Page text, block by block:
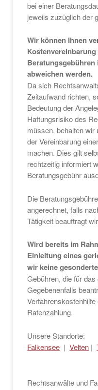
bei einer
jeweils zuzüglich der
Wir können Ihnen
Beratungsgebühren
abweichen werden.
Da sich
Zeitaufwand richten,
Bedeutung der
Haftungsrisiko des
müssen, behalten wir
der Vereinbarung
machen. Dies gilt
rechtzeitig informiert
Beratungsgebühr
Die
angerechnet, falls
Tätigkeit beauftragt
Wird bereits im
Einleitung eines
wir keine
Gebühren, die für
Gegebenenfalls
Ratenzahlung.
Unsere Standorte:
Falkensee |Velten |
Rechtsanwälte und